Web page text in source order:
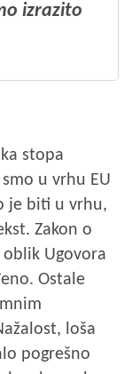
izrazito
stopa
u vrhu EU
je biti u vrhu,
Zakon o
Ugovora
Ostale
loša
pogrešno